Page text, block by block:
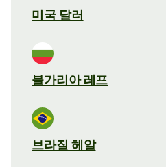
미국 달러
불가리아 레프
브라질 헤알